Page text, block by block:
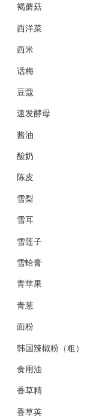
褐蘑菇
西洋菜
西米
话梅
豆蔻
速发酵母
酱油
酸奶
陈皮
雪梨
雪耳
雪莲子
雪蛤膏
青苹果
青葱
面粉
韩国辣椒粉（粗）
食用油
香草精
香草荚